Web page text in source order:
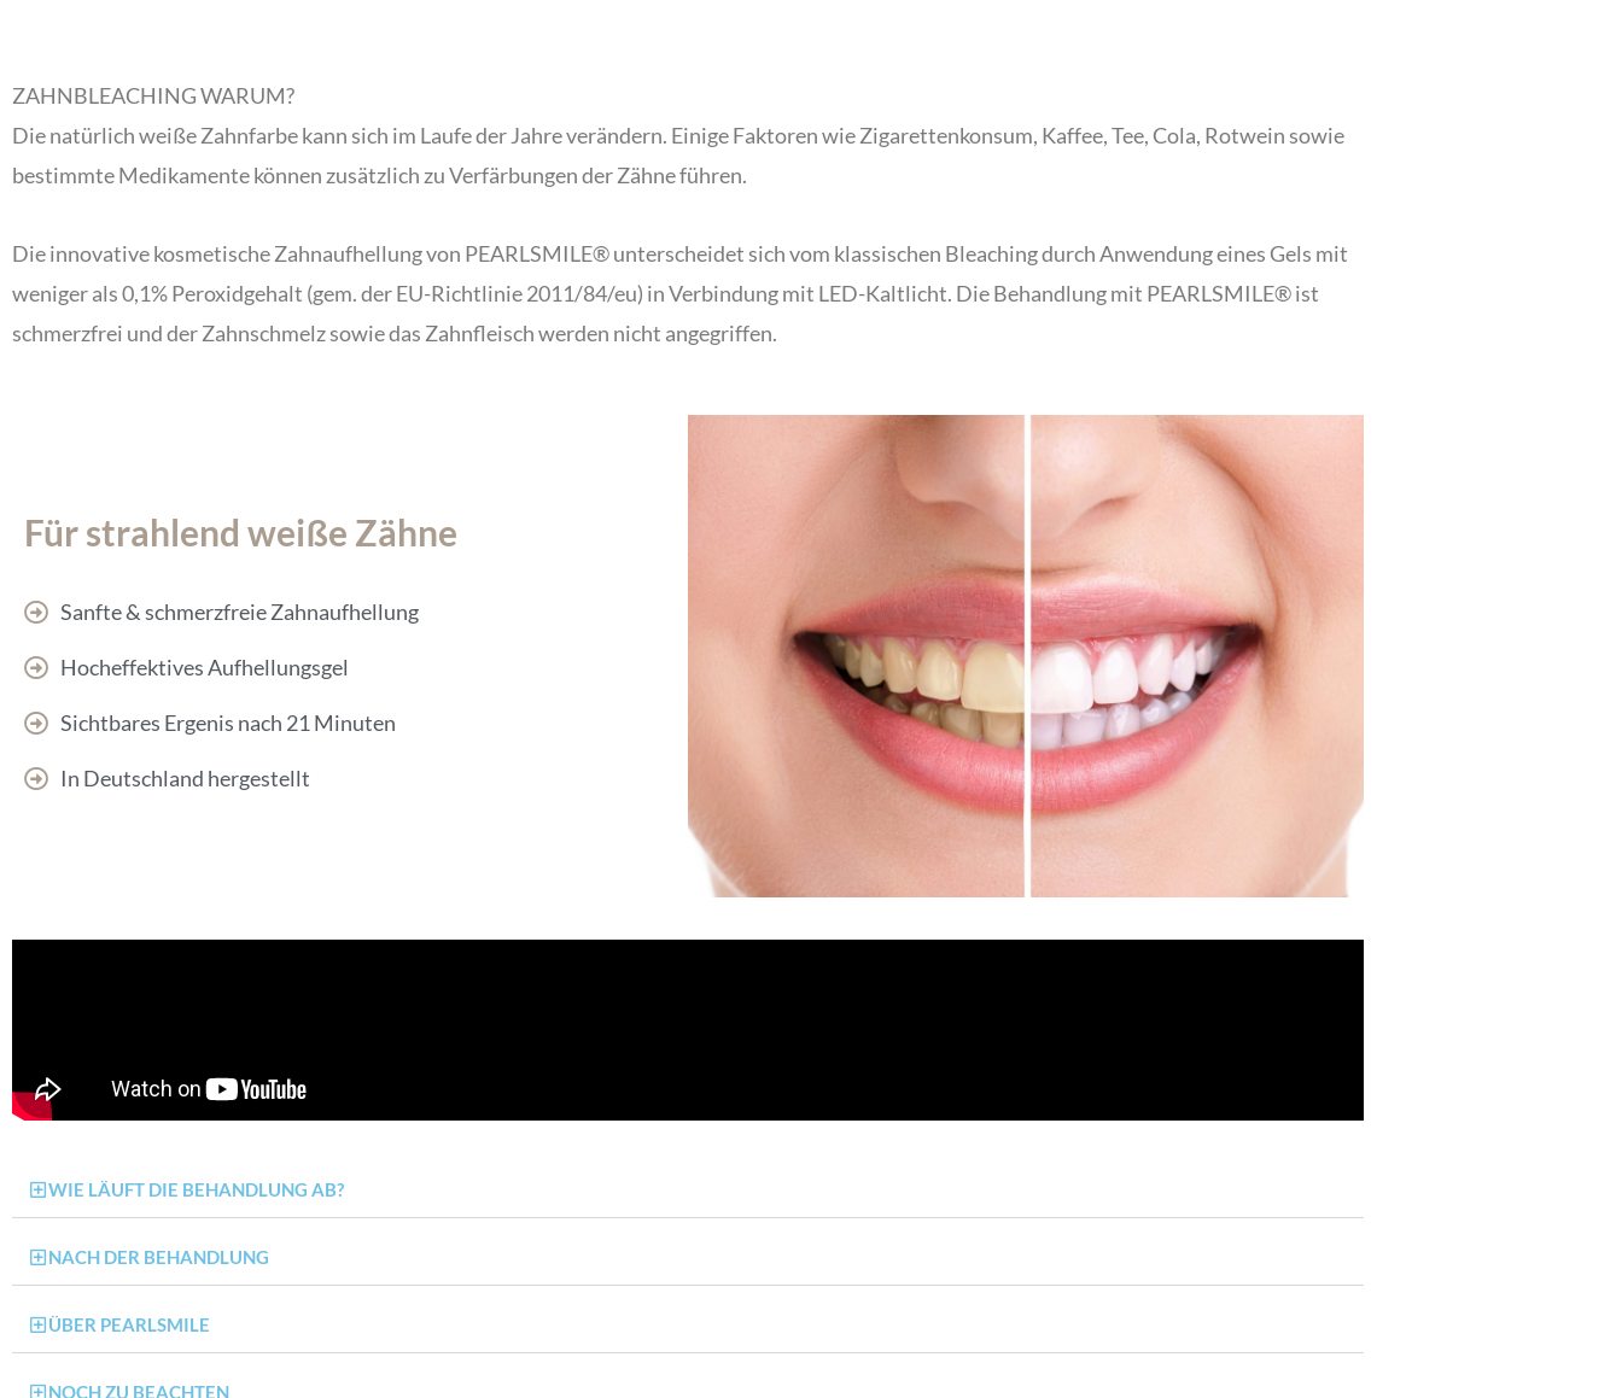
ZAHNBLEACHING WARUM?
Die natürlich weiße Zahnfarbe kann sich im Laufe der Jahre verändern. Einige Faktoren wie Zigarettenkonsum, Kaffee, Tee, Cola, Rotwein sowie
bestimmte Medikamente können zusätzlich zu Verfärbungen der Zähne führen.
Die innovative kosmetische Zahnaufhellung von PEARLSMILE® unterscheidet sich vom klassischen Bleaching durch Anwendung eines Gels mit
weniger als 0,1% Peroxidgehalt (gem. der EU-Richtlinie 2011/84/eu) in Verbindung mit LED-Kaltlicht. Die Behandlung mit PEARLSMILE® ist
schmerzfrei und der Zahnschmelz sowie das Zahnfleisch werden nicht angegriffen.
Für strahlend weiße Zähne
Sanfte & schmerzfreie Zahnaufhellung
Hocheffektives Aufhellungsgel
Sichtbares Ergenis nach 21 Minuten
In Deutschland hergestellt
WIE LÄUFT DIE BEHANDLUNG AB?
NACH DER BEHANDLUNG
ÜBER PEARLSMILE
NOCH ZU BEACHTEN